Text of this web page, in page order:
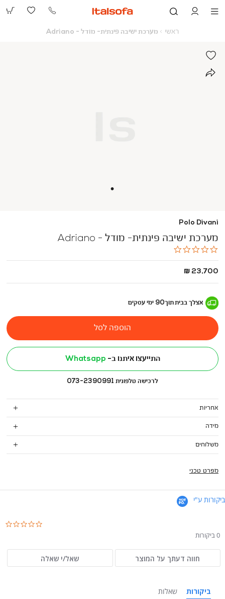
073-
ראשי ראשי
מערכת ישיבה פינתית- מודל - Adriano
Polo Divani
מערכת ישיבה פינתית- מודל - Adriano
החל
23,700 ₪
אצלך בביתתוך90 ימי עסקים
הוספה לסל
התייעצו איתנו ב- Whatsapp
לרכישה טלפונית 073-2390991
אחריות
מידה
משלוחים
מפרט טכני
ביקורות ע"י
0 ביקורות
חווה דעתך על המוצר שאל/י שאלה
ביקורות שאלות